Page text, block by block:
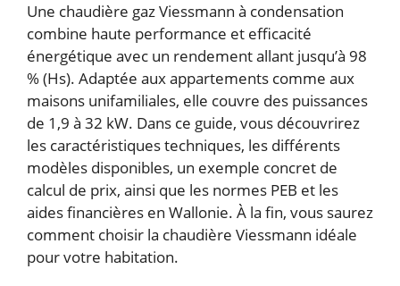
Une chaudière gaz Viessmann à condensation
combine haute performance et efficacité
énergétique avec un rendement allant jusqu’à 98
% (Hs). Adaptée aux appartements comme aux
maisons unifamiliales, elle couvre des puissances
de 1,9 à 32 kW. Dans ce guide, vous découvrirez
les caractéristiques techniques, les différents
modèles disponibles, un exemple concret de
calcul de prix, ainsi que les normes PEB et les
aides financières en Wallonie. À la fin, vous saurez
comment choisir la chaudière Viessmann idéale
pour votre habitation.